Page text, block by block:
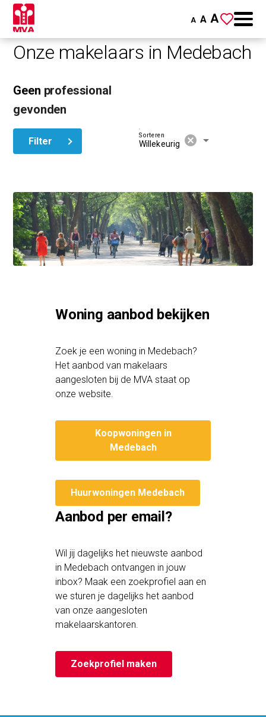
A A A
Onze makelaars in Medebach
Filter
Geen professional
gevonden
Willekeurig
Sorteren cancel arrow_drop_down
Woning aanbod bekijken
Zoek je een woning in Medebach?
Het aanbod van makelaars
aangesloten bij de MVA staat op
onze website.
Koopwoningen in
Medebach
Huurwoningen Medebach
Aanbod per email?
Wil jij dagelijks het nieuwste aanbod
in Medebach ontvangen in jouw
inbox? Maak een zoekprofiel aan en
we sturen je dagelijks het aanbod
van onze aangesloten
makelaarskantoren.
Zoekprofiel maken